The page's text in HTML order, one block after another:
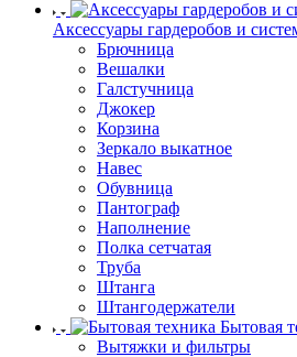
Аксессуары гардеробов и
Брючница
Вешалки
Галстучница
Джокер
Корзина
Зеркало выкатное
Навес
Обувница
Пантограф
Наполнение
Полка сетчатая
Труба
Штанга
Штангодержатели
Бытовая
Вытяжки и фильтры